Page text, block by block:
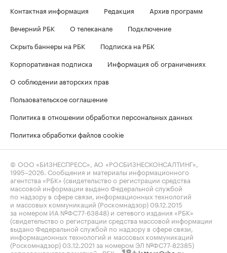
Контактная информация Редакция
Архив программ
Вечерний РБК
О телеканале
Подключение
Скрыть баннеры на РБК
Подписка на РБК
Корпоративная подписка
Информация об ограничениях
О соблюдении авторских прав
Пользовательское соглашение
Политика в отношении обработки персональных данных
Политика обработки файлов cookie
© ООО «БИЗНЕСПРЕСС», АО «РОСБИЗНЕСКОНСАЛТИНГ»,
1995–2026 . Сообщения и материалы информационного
агентства «РБК» (свидетельство о регистрации средства
массовой информации выдано Федеральной службой
по надзору в сфере связи, информационных технологий
и массовых коммуникаций (Роскомнадзор) 09.12.2015
за номером ИА №ФС77-63848) и сетевого издания «РБК»
(свидетельство о регистрации средства массовой информации
выдано Федеральной службой по надзору в сфере связи,
информационных технологий и массовых коммуникаций
(Роскомнадзор) 03.12.2021 за номером ЭЛ №ФС77-82385)